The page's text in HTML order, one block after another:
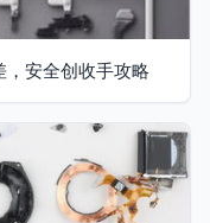
安全创收手攻略